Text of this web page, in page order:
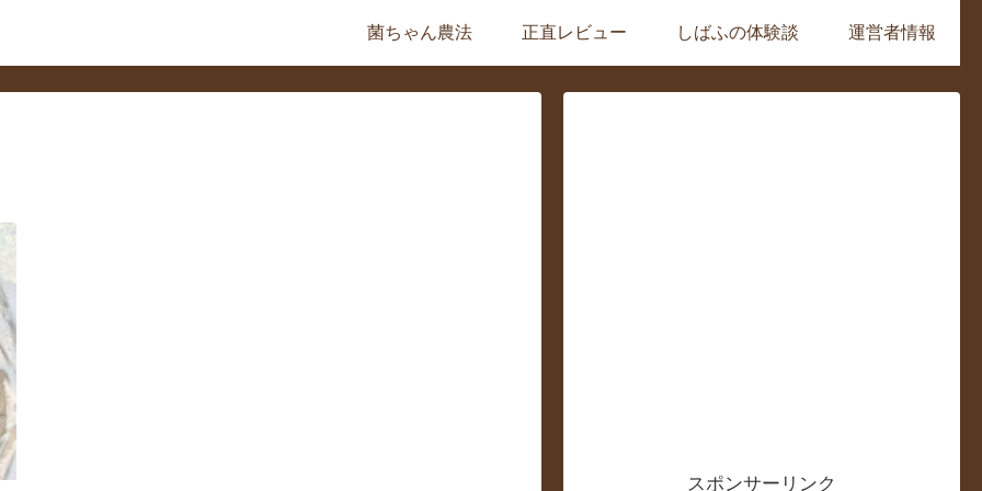
菌ちゃん農法 正直レビュー しばふの体験談 運営者情報
スポンサーリンク